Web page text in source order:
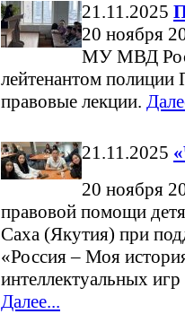
21.11.2025
20 ноября
МУ МВД
лейтенантом
правовые лекции.
21.11.2025
20 ноября
правовой помощи
Саха (Якутия) при
«Россия – Моя
интеллектуальных
Далее...